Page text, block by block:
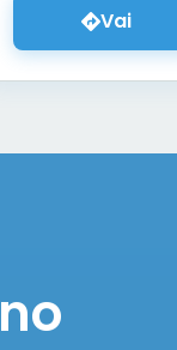
Vai